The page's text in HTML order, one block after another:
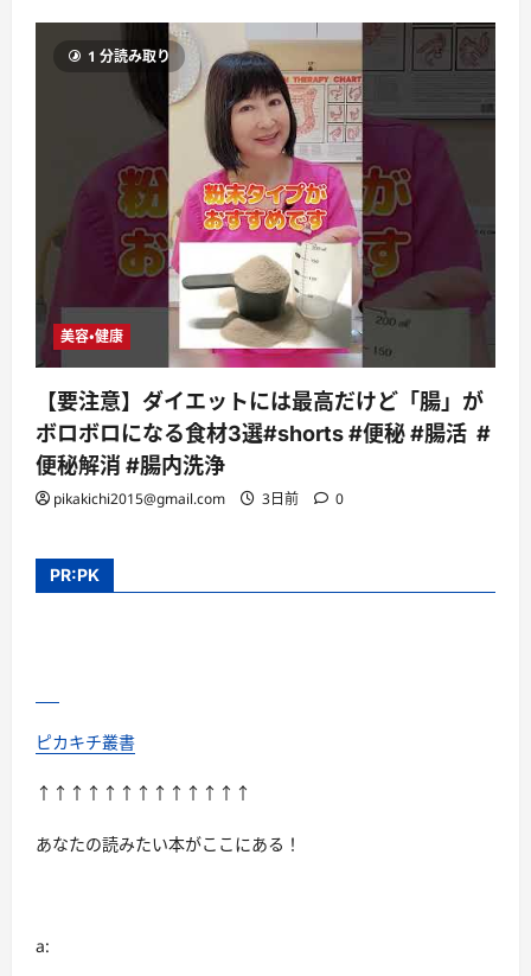
1 分読み取り
美容・健康
【要注意】ダイエットには最高だけど「腸」が
ボロボロになる食材3選#shorts #便秘 #腸活 #
便秘解消 #腸内洗浄
pikakichi2015@gmail.com 3日前 0
PR:PK
ピカキチ叢書
↑↑↑↑↑↑↑↑↑↑↑↑↑
あなたの読みたい本がここにある！
a: